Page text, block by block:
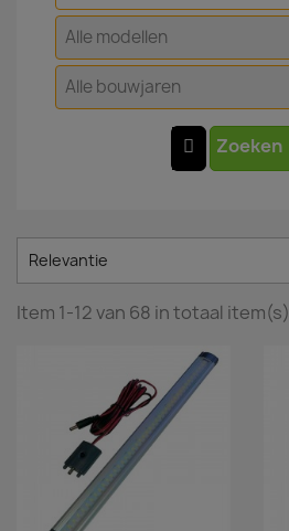
Alle modellen
Alle bouwjaren
Zoeken
Relevantie
Item 1-12 van 68 in totaal item(s)